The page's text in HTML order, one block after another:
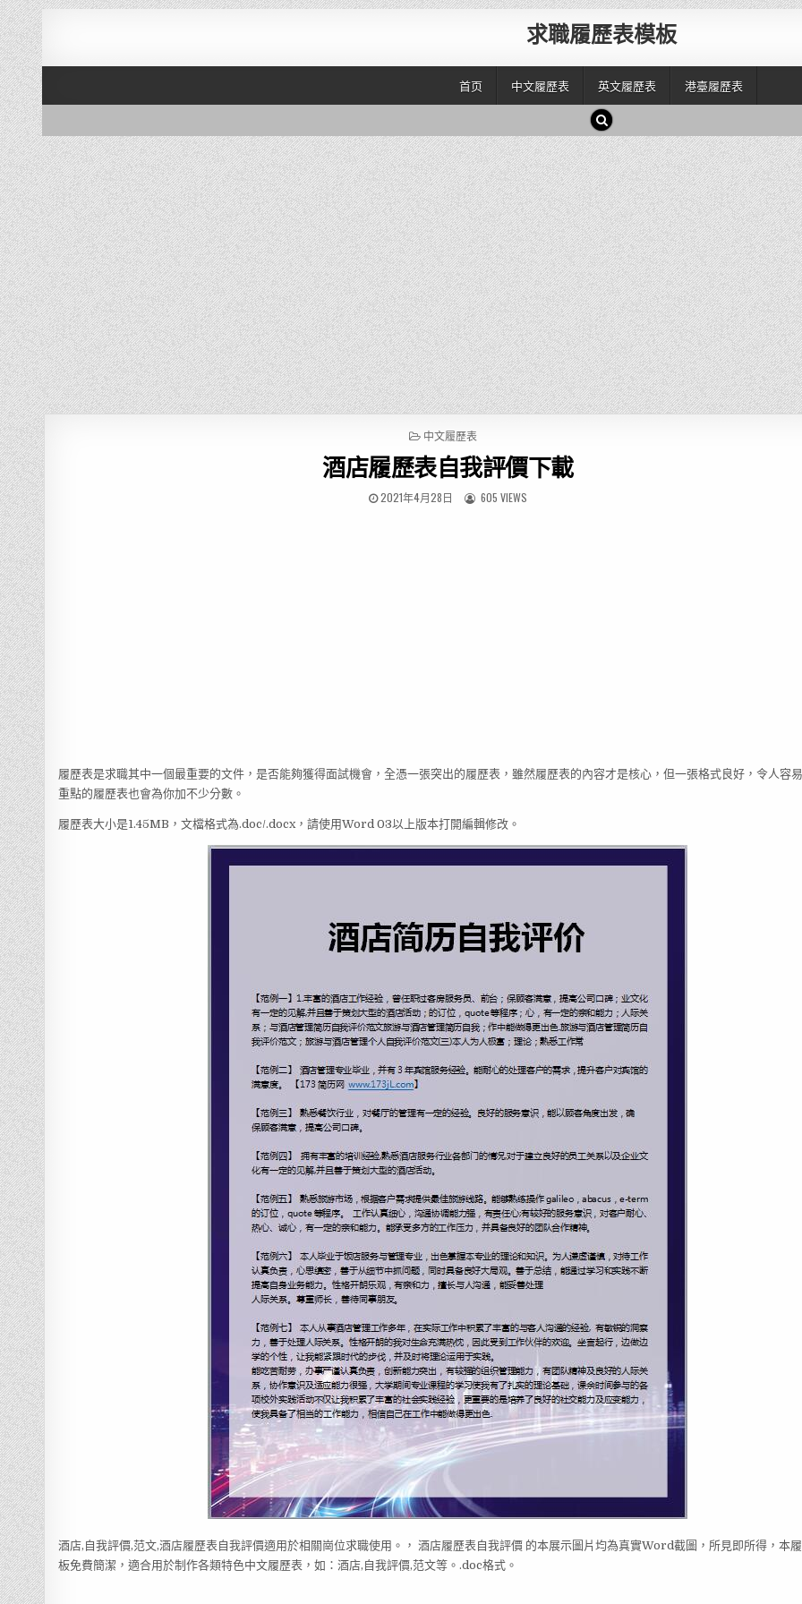
求職履歷表模板
首页 中文履歷表 英文履歷表 港臺履歷表
P
S
T
E
中文履歷表
酒店履歷表自我評價下載
2021年4月28日 605 VIEWS
履歷表是求職其中一個最重要的文件，是否能夠獲得面試機會，全憑一張突出的履歷表，雖然履歷表的內容才是核心，但一張格式良好，令人容
重點的履歷表也會為你加不少分數。
履歷表大小是1.45MB，文檔格式為.doc/.docx，請使用Word 03以上版本打開編輯修改。
酒店,自我評價,范文,酒店履歷表自我評價適用於相關崗位求職使用。， 酒店履歷表自我評價 的本展示圖片均為真實Word截圖，所見即所得，本
板免費簡潔，適合用於制作各類特色中文履歷表，如：酒店,自我評價,范文等。.doc格式。